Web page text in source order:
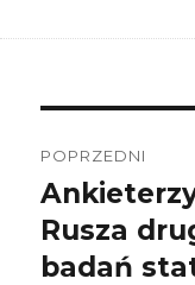
wpisu
POPRZEDNI
Poprzedni
wpis:
Rusza
badań